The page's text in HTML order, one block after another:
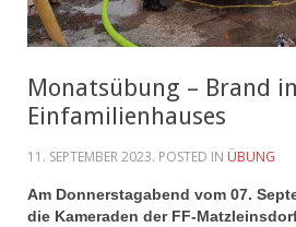
Monatsübung – Brand
Einfamilienhauses
11. SEPTEMBER 2023. POSTED IN ÜBUNG
Am Donnerstagabend vom 07.
die Kameraden der FF-